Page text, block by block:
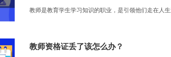
教师是教育学生学习知识的职业，是引领他们走在人
教师资格证丢了该怎么办？